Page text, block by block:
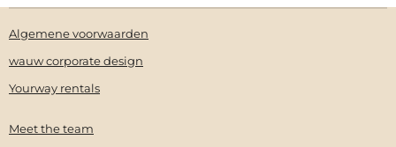
e
o
o
t
r
e
t
t
g
r
T
k
Algemene voorwaarden
wauw corporate design
Yourway rentals
Meet the team